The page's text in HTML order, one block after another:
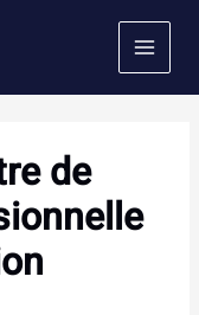
de